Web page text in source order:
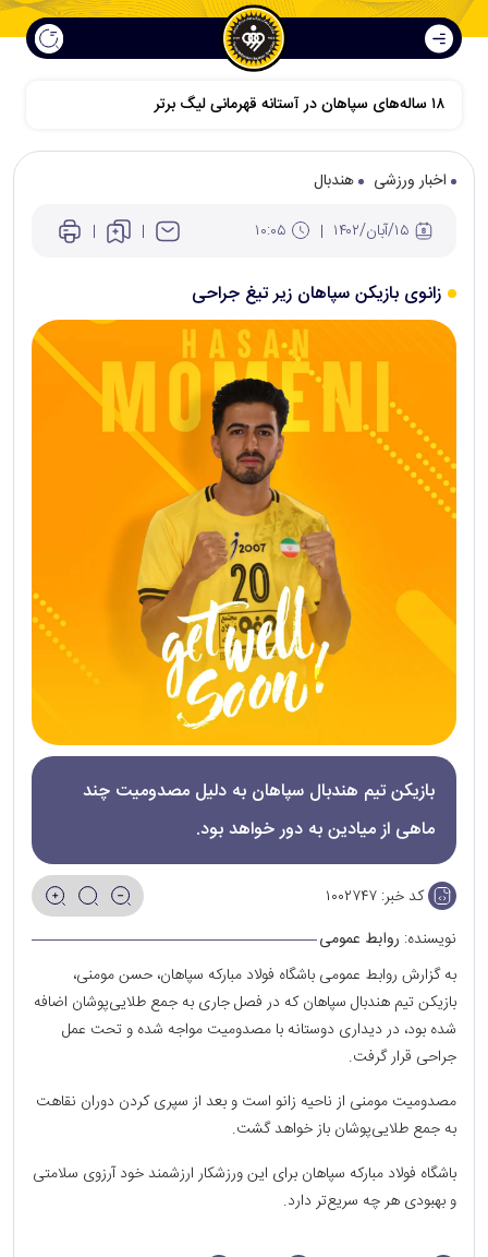
اخبار ورزشی
هندبال
زانوی بازیکن سپاهان زیر تیغ جراحی
بازیکن تیم هندبال سپاهان به دلیل مصدومیت چند
ماهی از میادین به دور خواهد بود.
کد خبر: ۱۰۰۲۷۴۷
نویسنده: روابط عمومی
به گزارش روابط عمومی باشگاه فولاد مبارکه سپاهان، حسن مومنی،
بازیکن تیم هندبال سپاهان که در فصل جاری به جمع طلایی‌پوشان اضافه
شده بود، در دیداری دوستانه با مصدومیت مواجه شده و تحت عمل
جراحی قرار گرفت.
مصدومیت مومنی از ناحیه زانو است و بعد از سپری کردن دوران نقاهت
به جمع طلایی‌پوشان باز خواهد گشت.
باشگاه فولاد مبارکه سپاهان برای این ورزشکار ارزشمند خود آرزوی سلامتی
و بهبودی هر چه سریع‌تر دارد.